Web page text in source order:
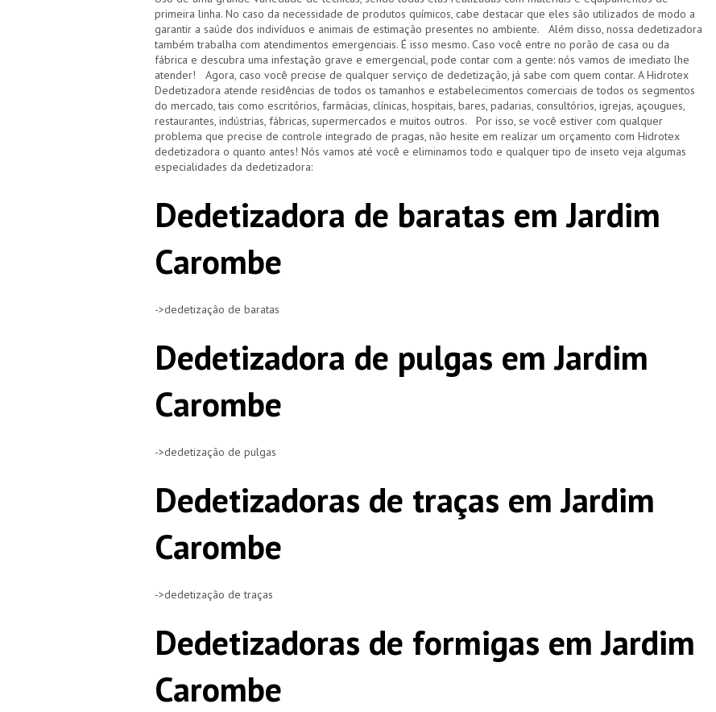
primeira linha. No caso da necessidade de produtos químicos, cabe destacar que eles são utilizados de modo a
garantir a saúde dos indivíduos e animais de estimação presentes no ambiente. Além disso, nossa dedetizadora
também trabalha com atendimentos emergenciais. É isso mesmo. Caso você entre no porão de casa ou da
fábrica e descubra uma infestação grave e emergencial, pode contar com a gente: nós vamos de imediato lhe
atender! Agora, caso você precise de qualquer serviço de dedetização, já sabe com quem contar. A Hidrotex
Dedetizadora atende residências de todos os tamanhos e estabelecimentos comerciais de todos os segmentos
do mercado, tais como escritórios, farmácias, clínicas, hospitais, bares, padarias, consultórios, igrejas, açougues,
restaurantes, indústrias, fábricas, supermercados e muitos outros. Por isso, se você estiver com qualquer
problema que precise de controle integrado de pragas, não hesite em realizar um orçamento com Hidrotex
dedetizadora o quanto antes! Nós vamos até você e eliminamos todo e qualquer tipo de inseto veja algumas
especialidades da dedetizadora:
Dedetizadora de baratas em Jardim
Carombe
->dedetização de baratas
Dedetizadora de pulgas em Jardim
Carombe
->dedetização de pulgas
Dedetizadoras de traças em Jardim
Carombe
->dedetização de traças
Dedetizadoras de formigas em Jardim
Carombe